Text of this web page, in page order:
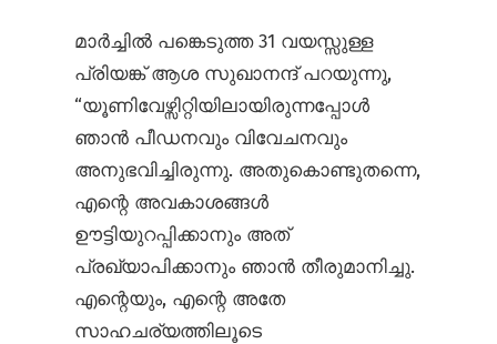
മാർച്ചിൽ പങ്കെടുത്ത 31 വയസ്സുള്ള
പ്രിയങ്ക് ആശ സുഖാനന്ദ് പറയുന്നു,
“യൂണിവേഴ്സിറ്റിയിലായിരുന്നപ്പോൾ
ഞാൻ പീഡനവും വിവേചനവും
അനുഭവിച്ചിരുന്നു. അതുകൊണ്ടുതന്നെ,
എന്റെ അവകാശങ്ങൾ
ഊട്ടിയുറപ്പിക്കാനും അത്
പ്രഖ്യാപിക്കാനും ഞാൻ തീരുമാനിച്ചു.
എന്റെയും, എന്റെ അതേ
സാഹചര്യത്തിലൂടെ